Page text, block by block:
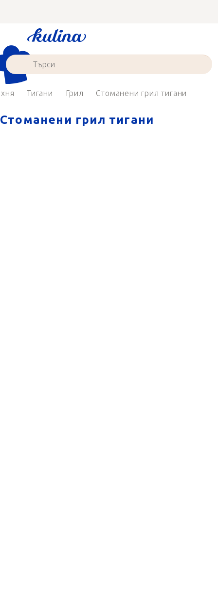
съдържанието
Тигани Грил Стоманени грил тигани
Стоманени грил тигани